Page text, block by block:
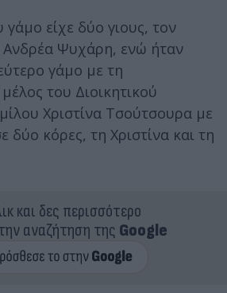
είχε δύο γιους, τον
Ανδρέα Ψυχάρη, ενώ ήταν
γάμο με τη
του Διοικητικού
Χριστίνα Τσούτσουρα με
δύο κόρες, τη Χριστίνα και τη
και δες περισσότερο
αναζήτηση της Google